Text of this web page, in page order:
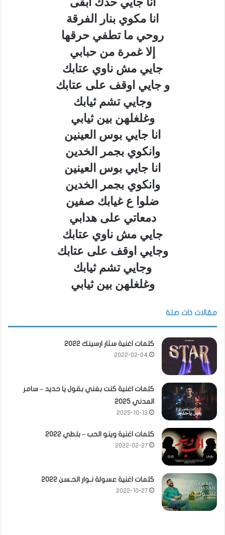
انا مكوي بنار الفرقة
روحي ما تطفي حرقها
إلا غمرة من حبابي
جايي مش ناوي عتابك
و جايي اوقف على عتابك
وجايي تشم ثيابك
وغلغلهن بين ثيابي
انا جايي بوس العينين
وانكوي بجمر الخدين
انا جايي بوس العينين
وانكوي بجمر الخدين
ضلوا ع غيابك صفين
دمعاتي على هدابي
جايي مش ناوي عتابك
وجايي اوقف على عتابك
وجايي تشم ثيابك
وغلغلهن بين ثيابي
مقالات ذات صلة
كلمات اغنية ستار ارسينك 2022
2022-02-04
كلمات اغنية كنت بغني بقول يا حديد – سامر
المدني 2025
2025-10-13
كلمات اغنية وينو الحب – بلطي 2022
2022-02-27
كلمات اغنية عسولة نـوار الحـسن 2022
2022-10-27